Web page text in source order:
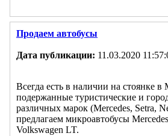
Продаем автобусы
Дата публикации: 11.03.2020
Всегда есть в наличии на стоянке
подержанные туристические и
различных марок (Mercedes, Setra,
предлагаем микроавтобусы
Volkswagen LT.